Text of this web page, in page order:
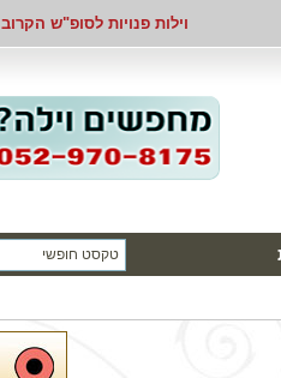
וילות פנויות לסופ"ש הקרוב